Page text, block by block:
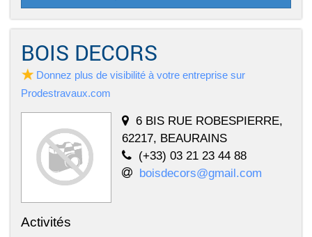
BOIS DECORS
Donnez plus de visibilité à votre entreprise sur
Prodestravaux.com
6 BIS RUE ROBESPIERRE,
62217, BEAURAINS
(+33) 03 21 23 44 88
boisdecors@gmail.com
Activités